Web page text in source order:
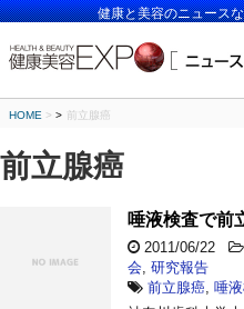
健康と美容のニュース
HOME > 前立腺癌
前立腺癌
唾液検査で前
2011/06/22
会 研究報告
前立腺癌 唾